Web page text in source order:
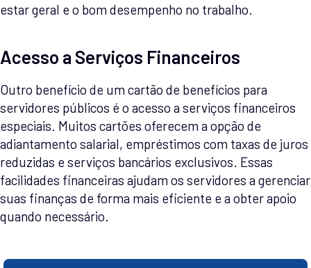
estar geral e o bom desempenho no trabalho.
Acesso a Serviços Financeiros
Outro benefício de um cartão de benefícios para
servidores públicos é o acesso a serviços financeiros
especiais. Muitos cartões oferecem a opção de
adiantamento salarial, empréstimos com taxas de juros
reduzidas e serviços bancários exclusivos. Essas
facilidades financeiras ajudam os servidores a gerenciar
suas finanças de forma mais eficiente e a obter apoio
quando necessário.